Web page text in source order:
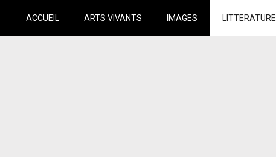
ACCUEIL ARTS VIVANTS IMAGES LITTERATURE